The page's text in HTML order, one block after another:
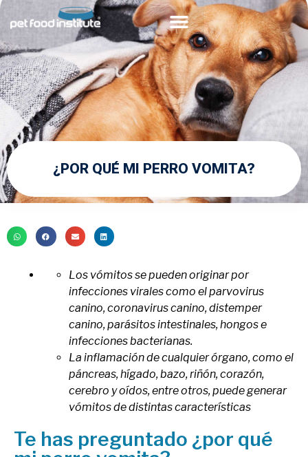
¿POR QUÉ MI PERRO VOMITA?
Los vómitos se pueden originar por
infecciones virales como el parvovirus
canino, coronavirus canino, distemper
canino, parásitos intestinales, hongos e
infecciones bacterianas.
La inflamación de cualquier órgano, como el
páncreas, hígado, bazo, riñón, corazón,
cerebro y oídos, entre otros, puede generar
vómitos de distintas características
Te has preguntado ¿por qué